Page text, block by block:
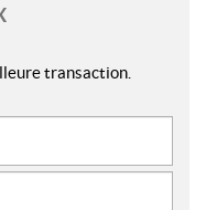
transaction.